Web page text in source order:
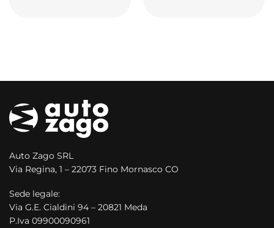
Auto Zago SRL
Via Regina, 1 – 22073 Fino Mornasco CO
Sede legale:
Via G.E. Cialdini 94 – 20821 Meda
P.Iva 09900090961